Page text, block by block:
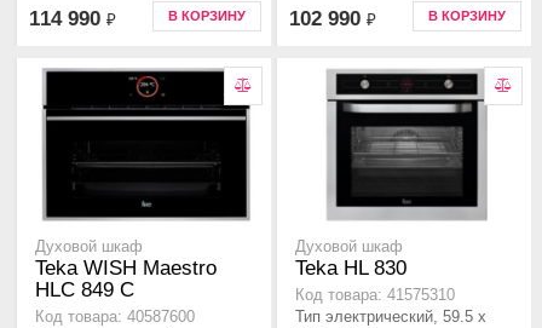
114 990 ₽ В КОРЗИНУ 102 990 ₽ В КОРЗИНУ
Духовой шкаф
Teka WISH Maestro
HLC 849 C
Код товара: 40587600
Духовой шкаф
Teka HL 830
Код товара: 41575310
Тип электрический, 59.5 х